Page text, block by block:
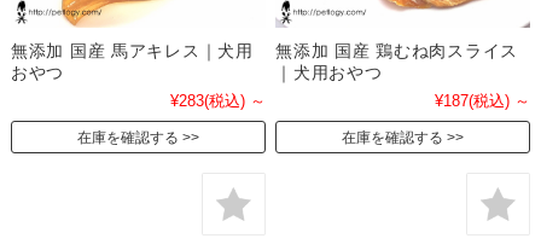
無添加 国産 馬アキレス｜犬用
おやつ
¥283(税込) ～
在庫を確認する
無添加 国産 鶏むね肉スライス
｜犬用おやつ
¥187(税込) ～
在庫を確認する